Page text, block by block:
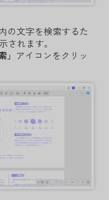
の文字を検索するた
されます。
」 アイコンをクリッ